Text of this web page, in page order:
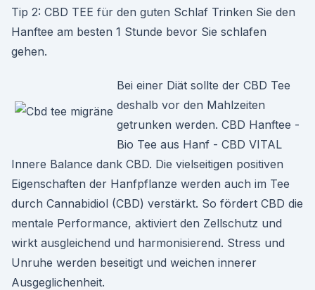
Tip 2: CBD TEE für den guten Schlaf Trinken Sie den
Hanftee am besten 1 Stunde bevor Sie schlafen
gehen.
Bei einer Diät sollte der CBD Tee
deshalb vor den Mahlzeiten
getrunken werden. CBD Hanftee -
Bio Tee aus Hanf - CBD VITAL
Innere Balance dank CBD. Die vielseitigen positiven
Eigenschaften der Hanfpflanze werden auch im Tee
durch Cannabidiol (CBD) verstärkt. So fördert CBD die
mentale Performance, aktiviert den Zellschutz und
wirkt ausgleichend und harmonisierend. Stress und
Unruhe werden beseitigt und weichen innerer
Ausgeglichenheit.